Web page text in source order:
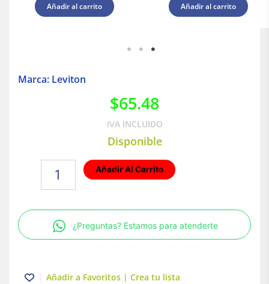
Añadir al carrito Añadir al carrito
Marca: Leviton
$65.48
IVA INCLUIDO
Disponible
1/3
color
Blanco
Kristalo
Añadir Al Carrito
¿Preguntas? Estamos para atenderte
Añadir a Favoritos | Crea tu lista